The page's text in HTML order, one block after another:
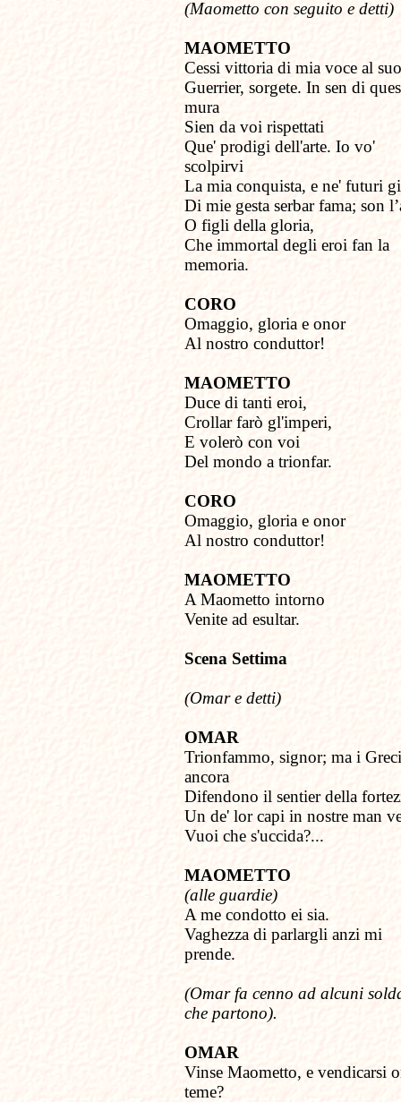
(Maometto con seguito e detti)
MAOMETTO
Cessi vittoria di mia voce al
Guerrier, sorgete. In sen di
mura
Sien da voi rispettati
Que' prodigi dell'arte. Io vo'
scolpirvi
La mia conquista, e ne' futuri
Di mie gesta serbar fama; son
O figli della gloria,
Che immortal degli eroi fan la
memoria.
CORO
Omaggio, gloria e onor
Al nostro conduttor!
MAOMETTO
Duce di tanti eroi,
Crollar farò gl'imperi,
E volerò con voi
Del mondo a trionfar.
CORO
Omaggio, gloria e onor
Al nostro conduttor!
MAOMETTO
A Maometto intorno
Venite ad esultar.
Scena Settima
(Omar e detti)
OMAR
Trionfammo, signor; ma i Greci
ancora
Difendono il sentier della
Un de' lor capi in nostre man
Vuoi che s'uccida?...
MAOMETTO
(alle guardie)
A me condotto ei sia.
Vaghezza di parlargli anzi mi
prende.
(Omar fa cenno ad alcuni
che partono).
OMAR
Vinse Maometto, e vendicarsi
teme?